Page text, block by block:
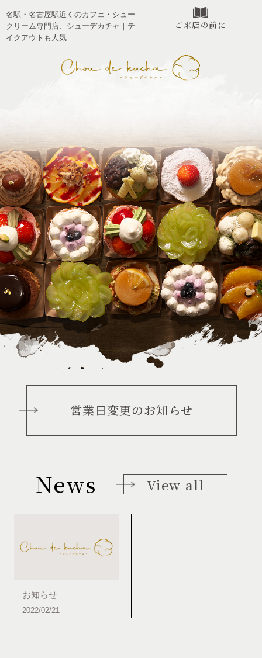
名駅・名古屋駅近くのカフェ・シュー
クリーム専門店、シューデカチャ｜テ
イクアウトも人気
営業日変更のお知らせ
ご来店の前に
News View all
お知らせ
2022/02/21